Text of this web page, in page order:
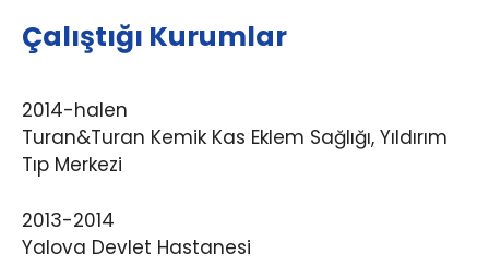
Çalıştığı Kurumlar
2014-halen
Turan&Turan Kemik Kas Eklem Sağlığı, Yıldırım
Tıp Merkezi
2013-2014
Yalova Devlet Hastanesi